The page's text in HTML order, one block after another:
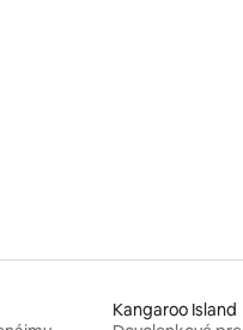
Kangaroo Island